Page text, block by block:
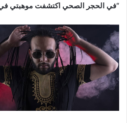
“في الحجر الصحي اكتشفت موهبتي في